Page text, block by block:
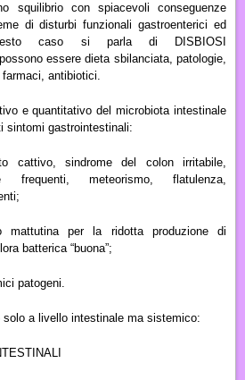
squilibrio con spiacevoli conseguenze
di disturbi funzionali gastroenterici ed
caso si parla di DISBIOSI
essere dieta sbilanciata, patologie,
antibiotici.
e quantitativo del microbiota intestinale
sintomi gastrointestinali:
cattivo, sindrome del colon irritabile,
meteorismo, flatulenza,
mattutina per la ridotta produzione di
batterica “buona”;
patogeni.
solo a livello intestinale ma sistemico: